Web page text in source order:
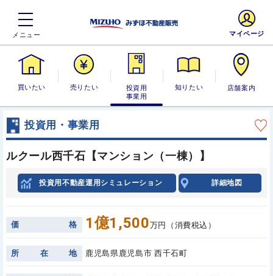
買いたい 売りたい
投資用・事業
用
知りたい 店舗案内
マイページ
投資用・事業用
ルクール西千石【マンション（一棟）】
投資用不動産運用シミュレーション 詳細地図
価 格 1億1,500万円（消費税込）
所 在 地 鹿児島県鹿児島市 西千石町